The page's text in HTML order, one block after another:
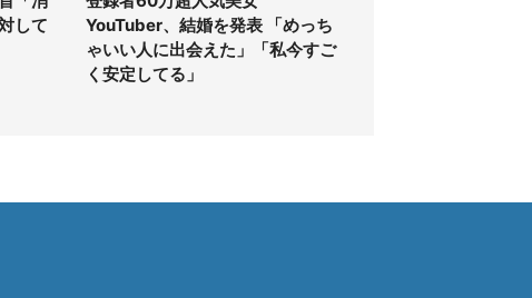
して
YouTuber、結婚を発表 「めっち
ゃいい人に出会えた」「私今すご
く安定してる」